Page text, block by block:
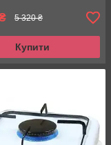
5 320 ₴
Купити